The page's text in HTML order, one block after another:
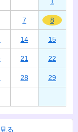
7 8
14 15
21 22
28 29
る